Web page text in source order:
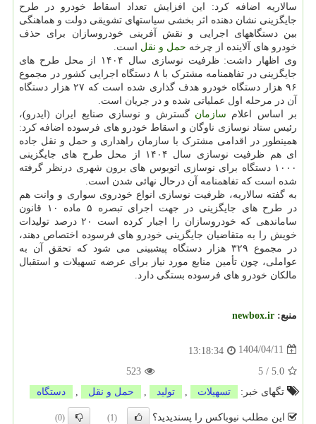
سالاریه اضافه کرد: این افزایش تعداد اسقاط خودرو در طرح
جایگزینی نشان دهنده اثر بخشی سیاستهای تشویقی دولت و هماهنگی
بین دستگاههای اجرایی و نقش آفرینی خودروسازان برای حذف
خودرو های آلاینده از چرخه حمل و نقل است.
وی اظهار داشت: ظرفیت نوسازی سال ۱۴۰۴ از محل طرح های
جایگزینی در تفاهمنامه مشترک با ۸ دستگاه اجرایی کشور در مجموع
۹۶ هزار دستگاه خودرو هدف گذاری شده است که ۲۷ هزار دستگاه
آن در مرحله اول عملیاتی شده و در جریان است.
بر اساس اعلام سازمان گسترش و نوسازی صنایع ایران (ایدرو)،
رئیس ستاد نوسازی ناوگان و اسقاط خودرو های فرسوده اضافه کرد:
همینطور در اقدامی مشترک با سازمان راهداری و حمل و نقل جاده
ای هم ظرفیت نوسازی سال ۱۴۰۴ از محل طرح های جایگزینی
۱۰۰۰ دستگاه برای نوسازی اتوبوس های برون شهری درنظر گرفته
شده است که تفاهمنامه آن درحال نهائی شدن است.
به گفته سالاریه، ظرفیت نوسازی انواع خودروی سواری و وانت هم
در طرح های جایگزینی در جهت اجرای تبصره ۵ ماده ۱۰ قانون
ساماندهی که خودروسازان را اجبار کرده است ۲۰ درصد تولیدات
خویش را به متقاضیان جایگزینی خودرو های فرسوده اختصاص دهند،
در مجموع ۳۲۹ هزار دستگاه پیشبینی می شود که تحقق آن به
عواملی، چون تأمین منابع مورد نیاز برای عرضه تسهیلات و استقبال
مالکان خودرو های فرسوده بستگی دارد.
منبع: newbox.ir
1404/04/11
13:18:34
5.0
/
5
523
تگهای خبر:
تسهیلات تولید حمل و نقل دستگاه
این مطلب نیوباکس را پسندیدید؟ (1)
(0)